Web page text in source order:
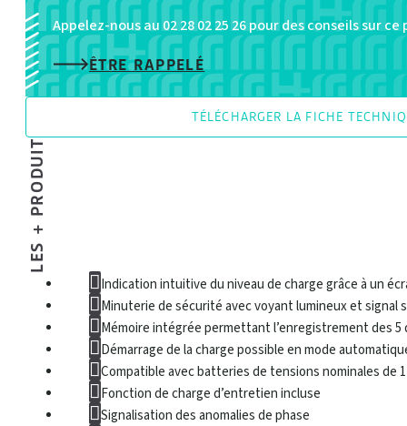
Appelez-nous au 02 28 02 25 26 pour des conseils sur
ÊTRE RAPPELÉ
TÉLÉCHARGER LA FICHE
LES + PRODUIT
Indication intuitive du niveau de charge grâce à un
Minuterie de sécurité avec voyant lumineux et signal
Mémoire intégrée permettant l’enregistrement des 5
Démarrage de la charge possible en mode
Compatible avec batteries de tensions nominales de 12
Fonction de charge d’entretien incluse
Signalisation des anomalies de phase